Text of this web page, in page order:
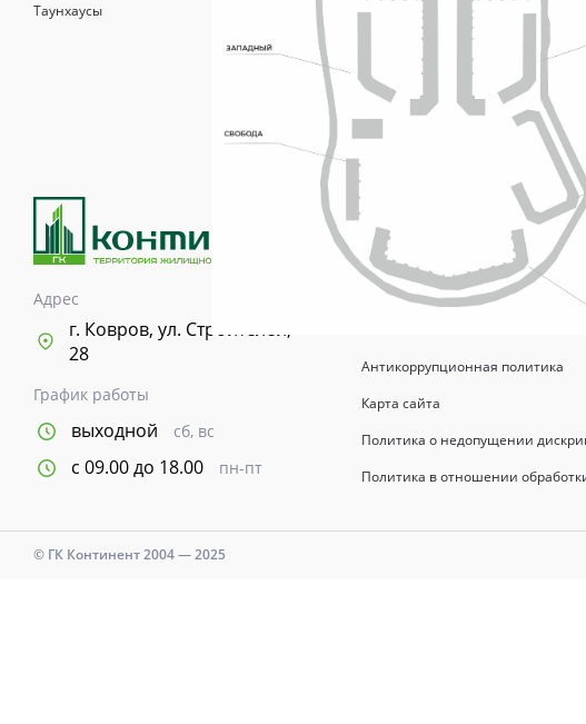
Таунхаусы
Рассрочка
Материнский капитал
Адрес
г. Ковров, ул. Строителей,
28
График работы
выходной сб, вс
с 09.00 до 18.00 пн-пт
Продажи осуществляются в
возводимых зданий может
информационный характер и ни
указывается в договоре.
Время и дни работы сайта: пн.-
Антикоррупционная политика
Карта сайта
Политика о недопущении
Политика в отношении
© ГК Континент 2004 — 2025